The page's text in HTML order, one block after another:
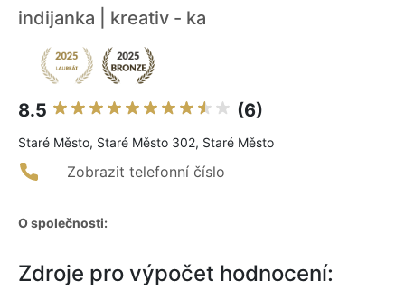
indijanka | kreativ - ka
8.5 (6)
Staré Město, Staré Město 302, Staré Město
Zobrazit telefonní číslo
O společnosti:
Zdroje pro výpočet hodnocení: